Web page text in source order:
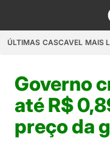
ÚLTIMAS CASCAVEL MAIS
Governo
até R$
preço da